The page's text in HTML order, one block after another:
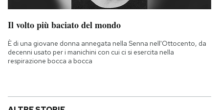
Il volto più baciato del mondo
È di una giovane donna annegata nella Senna nell'Ottocento, da
decenni usato per i manichini con cui ci si esercita nella
respirazione bocca a bocca